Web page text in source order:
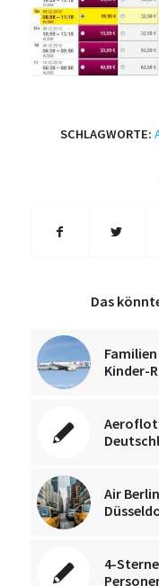
SCHLAGWORTE:
Das
Kinder-
Air
4-